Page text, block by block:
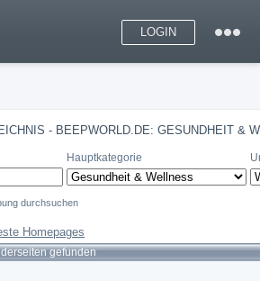
LOGIN
- BEEPWORLD.DE: GESUNDHEIT &
Hauptkategorie
durchsuchen
Homepages
gefunden